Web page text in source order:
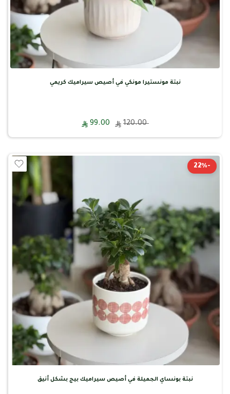
نبتة مونستيرا مونكي في أصيص سيراميك كريمي
120.00
-22%
نبتة بونساي الجميلة في أصيص سيراميك بيج بشكل أنيق